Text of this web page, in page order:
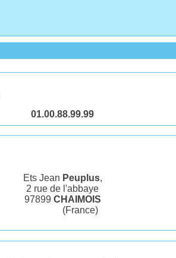
01.00.88.99.99
Ets Jean Peuplus,
2 rue de l'abbaye
97899 CHAIMOIS
(France)